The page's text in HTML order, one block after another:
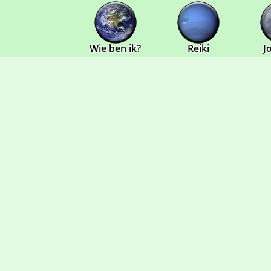
Overslaan en naar de algemene inhoud gaan
Wie ben ik? Reiki